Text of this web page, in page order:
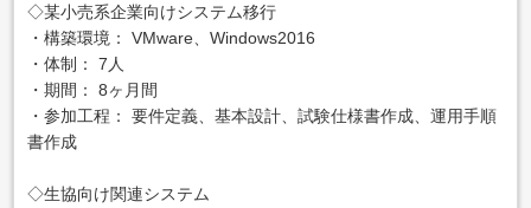
◇某小売系企業向けシステム移行
・構築環境： VMware、Windows2016
・体制： 7人
・期間： 8ヶ月間
・参加工程： 要件定義、基本設計、試験仕様書作成、運用手順
書作成
◇生協向け関連システム